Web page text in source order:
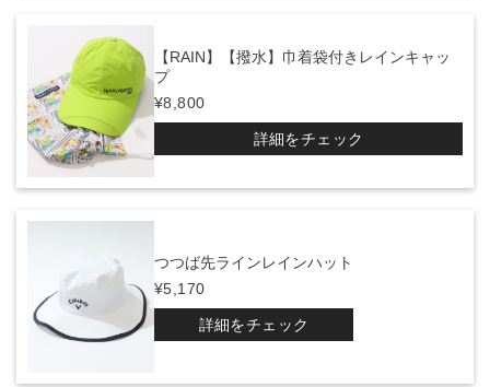
【RAIN】【撥水】巾着袋付きレインキャッ
プ
¥8,800
詳細をチェック
つつば先ラインレインハット
¥5,170
詳細をチェック